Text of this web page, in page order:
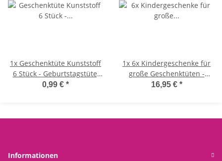
1x Geschenktüte Kunststoff
6 Stück - Geburtstagstüte,
Geburtstag, Happy Birthday
0,99 € *
1x 6x Kindergeschenke für
große Geschenktüten -
Mitgebsel, Give Aways für
16,95 € *
Informationen